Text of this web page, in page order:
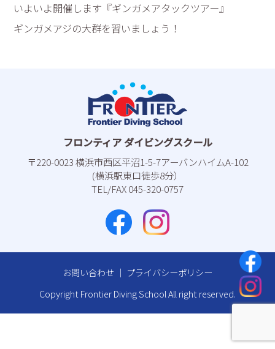
いよいよ開催します『ギンガメアタックツアー』
ギンガメアジの大群を習いましょう！
フロンティア ダイビングスクール
〒220-0023 横浜市⻄区平沼1-5-7アーバンハイムA-102
(横浜駅東⼝徒歩8分）
TEL/FAX 045-320-0757
お問い合わせ ｜ プライバシーポリシー
Copyright Frontier Diving School All right reserved.